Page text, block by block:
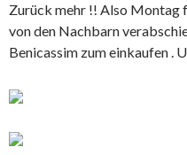
Zurück mehr !! Also Montag
von den Nachbarn
Benicassim zum einkaufen .